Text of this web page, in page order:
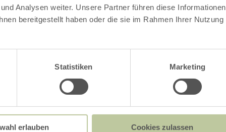
Analysen weiter. Unsere Partner führen diese Informationen
bereitgestellt haben oder die sie im Rahmen Ihrer Nutzung
Statistiken Marketing
erlauben Cookies zulassen